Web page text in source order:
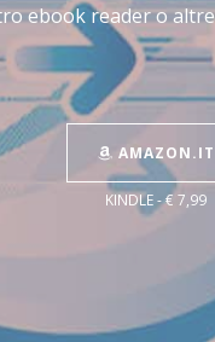
ebook reader o
AMAZON.IT
KINDLE - € 7,99